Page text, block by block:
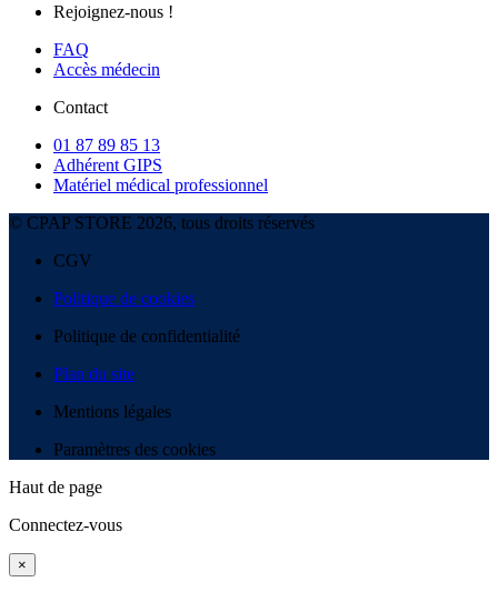
Rejoignez-nous !
FAQ
Accès médecin
Contact
01 87 89 85 13
Adhérent GIPS
Matériel médical professionnel
© CPAP STORE 2026, tous droits réservés
CGV
Politique de cookies
Politique de confidentialité
Plan du site
Mentions légales
Paramètres des cookies
Haut de page
Connectez-vous
×